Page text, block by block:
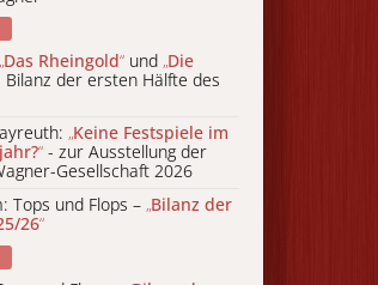
„Das Rheingold“ und „Die
Bilanz der ersten Hälfte des
„Keine Festspiele im
“ - zur Ausstellung der
Gesellschaft 2026
Tops und Flops – „Bilanz der
26“